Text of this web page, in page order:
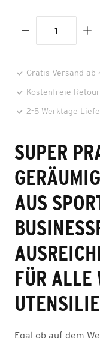
Gratis Versand ab
Kostenfreie
2-5 Werktage
SUPER
AUS
FÜR ALLE
Egal ob auf dem